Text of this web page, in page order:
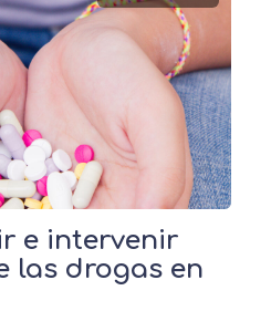
e intervenir
las drogas en